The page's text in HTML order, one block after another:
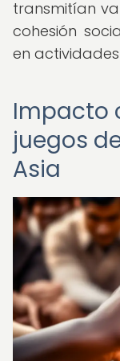
transmitían
cohesión
en
Impacto
juegos
Asia